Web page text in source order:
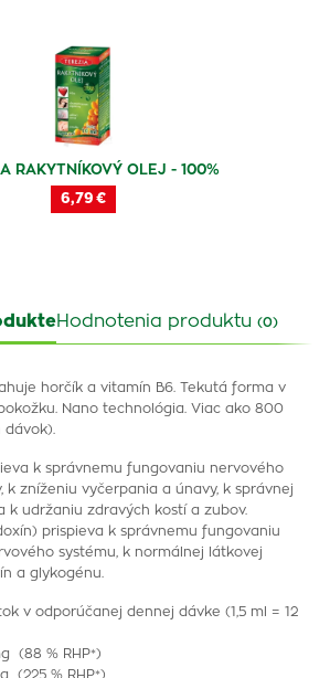
RAKYTNÍKOVÝ OLEJ - 100%
6,79 €
Hodnotenia produktu (0)
horčík a vitamín B6. Tekutá forma v
Nano technológia. Viac ako 800
k správnemu fungovaniu nervového
k zníženiu vyčerpania a únavy, k správnej
k udržaniu zdravých kostí a zubov.
prispieva k správnemu fungovaniu
systému, k normálnej látkovej
a glykogénu.
v odporúčanej dennej dávke (1,5 ml = 12
mg (88 % RHP*)
(225 % RHP*)